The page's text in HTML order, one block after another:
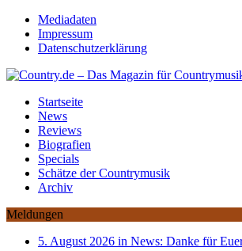
Mediadaten
Impressum
Datenschutzerklärung
Startseite
News
Reviews
Biografien
Specials
Schätze der Countrymusik
Archiv
Meldungen
5. August 2026 in News: Danke für